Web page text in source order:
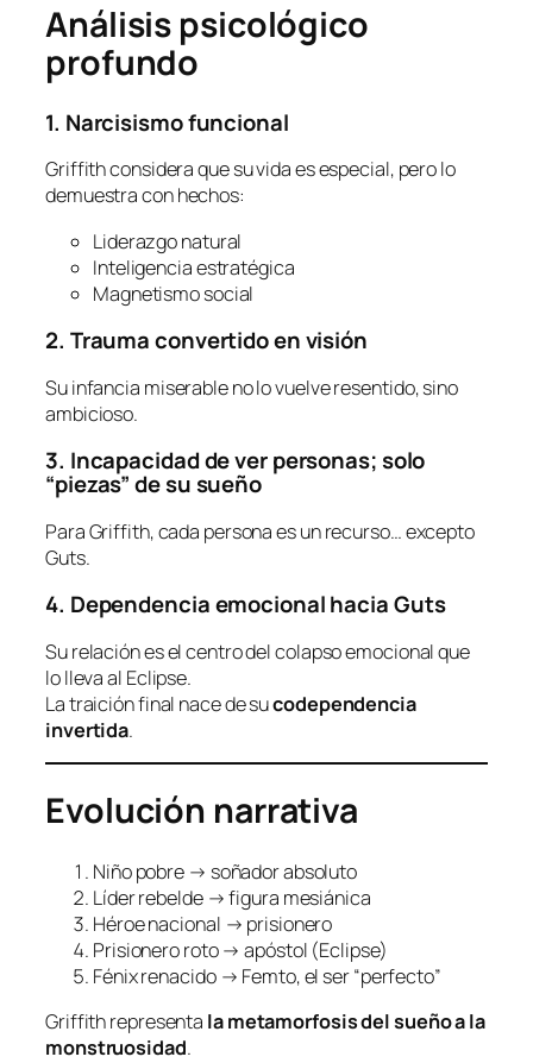
Análisis psicológico
profundo
1. Narcisismo funcional
Griffith considera que su vida es especial, pero lo
demuestra con hechos:
Liderazgo natural
Inteligencia estratégica
Magnetismo social
2. Trauma convertido en visión
Su infancia miserable no lo vuelve resentido, sino
ambicioso.
3. Incapacidad de ver personas; solo
“piezas” de su sueño
Para Griffith, cada persona es un recurso… excepto
Guts.
4. Dependencia emocional hacia Guts
Su relación es el centro del colapso emocional que
lo lleva al Eclipse.
La traición final nace de sucodependencia
invertida.
Evolución narrativa
Niño pobre → soñador absoluto
Líder rebelde → figura mesiánica
Héroe nacional → prisionero
Prisionero roto → apóstol (Eclipse)
Fénix renacido → Femto, el ser “perfecto”
Griffith representa la metamorfosis del sueño a la
monstruosidad.